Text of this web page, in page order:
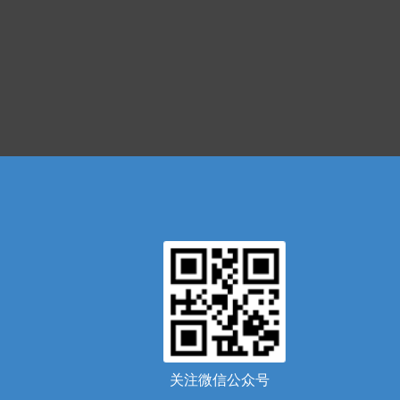
关注微信公众号